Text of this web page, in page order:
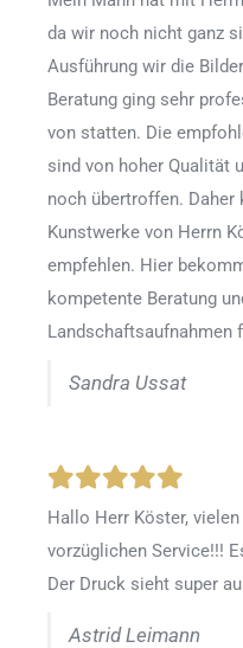
da wir noch nicht ganz
Ausführung wir die
Beratung ging sehr
von statten. Die
sind von hoher Qualität
noch übertroffen. Daher
Kunstwerke von Herrn
empfehlen. Hier
kompetente Beratung
Landschaftsaufnahmen
Sandra Ussat
Hallo Herr Köster,
vorzüglichen Service!!!
Der Druck sieht super
Astrid Leimann